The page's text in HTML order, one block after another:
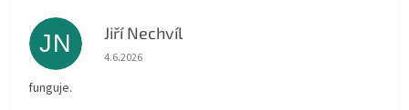
JN Jiří Nechvíl
Hodnocení obchodu je 5 z 5 hvězdiček.
4.6.2026
funguje.